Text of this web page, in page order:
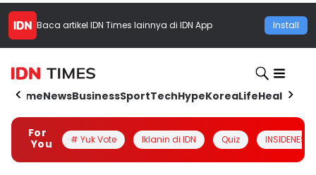
Baca artikel IDN Times lainnya di IDN App Install
HomeNewsBusinessSportTechHypeKoreaLifeHealth
For
You
# Yuk Vote Iklanin di IDN Quiz INSIDENESIA